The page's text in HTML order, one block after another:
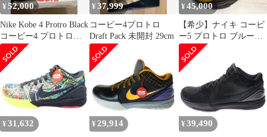
¥52,000
Nike Kobe 4 Protro Black
コービー4 プロトロ
26.5cm
¥37,999
コービー4プロトロ
Draft Pack 未開封 29cm
¥45,000
【希少】ナイキ コービ
ー5 プロトロ ブルー
ス・リー 27.0cm 箱付
¥ 31,632 ¥ 29,914 ¥ 39,490